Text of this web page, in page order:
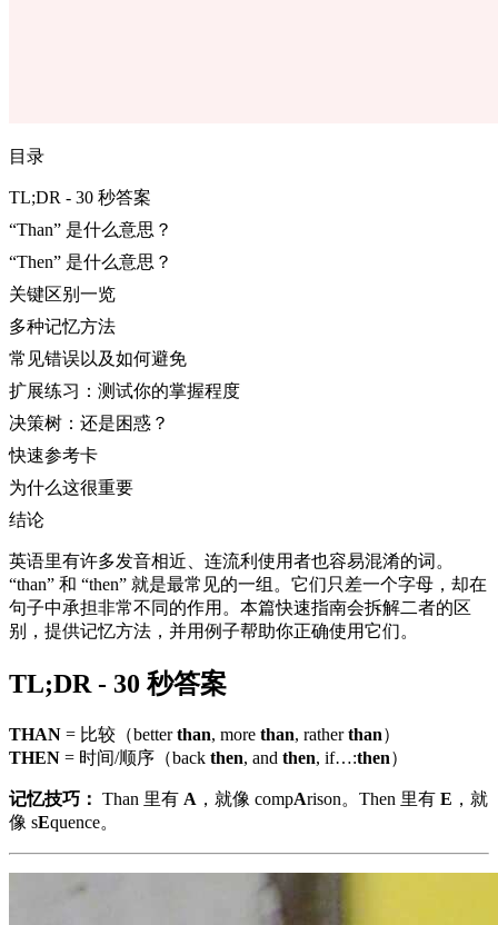
目录
TL;DR - 30 秒答案
“Than” 是什么意思？
“Then” 是什么意思？
关键区别一览
多种记忆方法
常见错误以及如何避免
扩展练习：测试你的掌握程度
决策树：还是困惑？
快速参考卡
为什么这很重要
结论
英语里有许多发音相近、连流利使用者也容易混淆的词。
“than” 和 “then” 就是最常见的一组。它们只差一个字母，却在
句子中承担非常不同的作用。本篇快速指南会拆解二者的区
别，提供记忆方法，并用例子帮助你正确使用它们。
TL;DR - 30 秒答案
THAN = 比较（betterthan, more than, ratherthan）
THEN = 时间/顺序（back then, and then, if…:then）
记忆技巧： Than 里有 A ，就像 compArison。Then 里有 E ，就
像 sEquence。